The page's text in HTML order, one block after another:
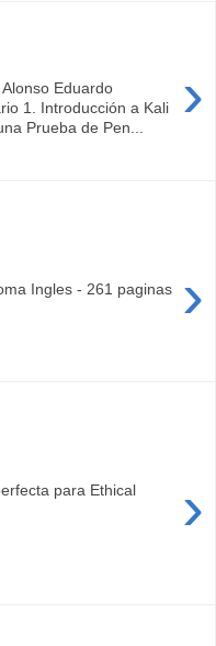
›
Eduardo
1. Introducción a Kali
Prueba de Pen...
›
Ingles - 261 paginas
›
para Ethical